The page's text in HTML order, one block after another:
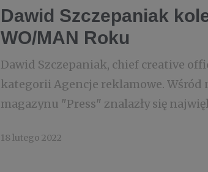
Dawid Szczepaniak
WO/MAN Roku
Dawid Szczepaniak, chief creative
kategorii Agencje reklamowe.
magazynu "Press" znalazły się
18 lutego 2022